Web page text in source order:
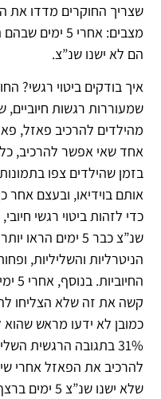
שצריך החוקרים מדדו את
הם לא ישנו שנ”צ.
איך בודקים ביטוי רגשי?
שמעוררות רגשות חיוביים,
מהילדים להרכיב פאזל,
אחד שאי אפשר להרכיב,
בזמן שהילדים צפו
אותם בוידיאו, ובעצם
כדי לזהות ביטוי רגשי
שנ”צ כבר 5 ימים
הניטרליות והשליליות,
קשה את זה שלא הצליחו
כמובן לא ידעו מראש
31% בתגובה הרגשית
שלא ישנו